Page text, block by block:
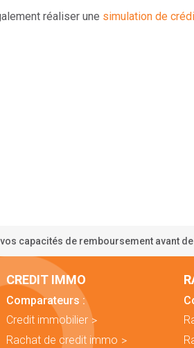
réaliser une simulation de
capacités de remboursement avant
CREDIT IMMO
Comparateurs :
Credit immobilier
Rachat de credit immo